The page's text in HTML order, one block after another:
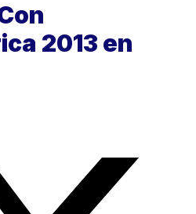
2013 en